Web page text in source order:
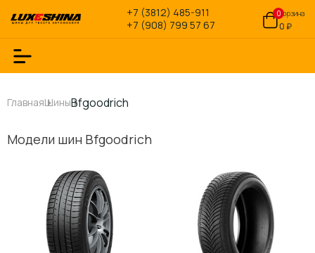
+7 (3812) 485-911
+7 (908) 799 57 67
0Корзина
0 ₽
ГлавнаяШиныBfgoodrich
Модели шин Bfgoodrich